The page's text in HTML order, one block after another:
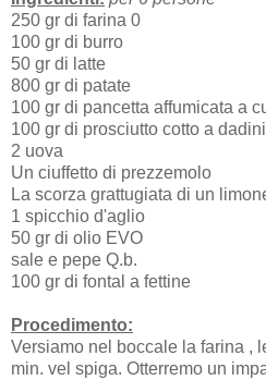
250 gr di farina 0
100 gr di burro
50 gr di latte
800 gr di patate
100 gr di pancetta affumicata a
100 gr di prosciutto cotto a dadini
2 uova
Un ciuffetto di prezzemolo
La scorza grattugiata di un
1 spicchio d'aglio
50 gr di olio EVO
sale e pepe Q.b.
100 gr di fontal a fettine
Procedimento:
Versiamo nel boccale la farina ,
min. vel spiga. Otterremo un